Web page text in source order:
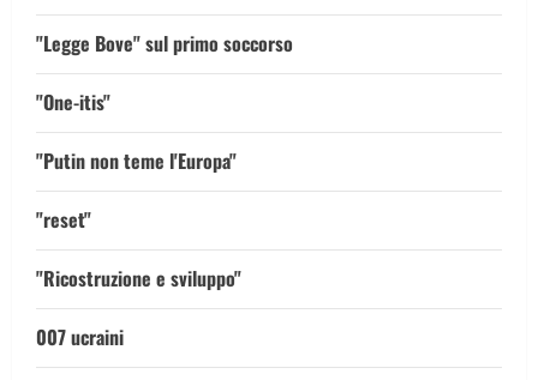
"Legge Bove" sul primo soccorso
"One-itis"
"Putin non teme l'Europa"
"reset"
"Ricostruzione e sviluppo"
007 ucraini